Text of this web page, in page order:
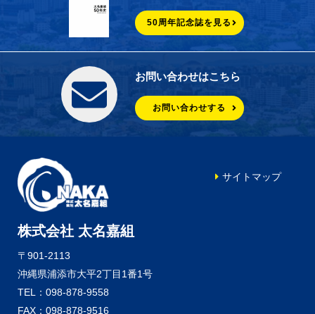
50周年記念誌を見る
お問い合わせはこちら
お問い合わせする
株式会社 太名嘉組
〒901-2113
沖縄県浦添市大平2丁目1番1号
TEL：098-878-9558
FAX：098-878-9516
サイトマップ